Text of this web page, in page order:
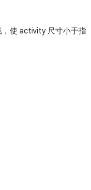
使 activity 尺寸小于指